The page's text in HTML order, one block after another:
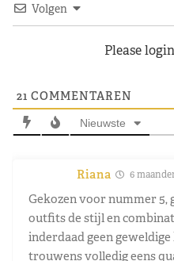
Volgen
Please
21 COMMENTAREN
Nieuwste
Riana 6
Gekozen voor nummer 5,
outfits de stijl en
inderdaad geen
trouwens volledig eens